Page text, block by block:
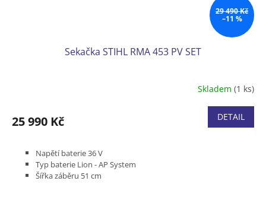
29 490 Kč
–11 %
Sekačka STIHL RMA 453 PV SET
Skladem (1 ks)
25 990 Kč DETAIL
Napětí baterie 36 V
Typ baterie Lion - AP System
Šířka záběru 51 cm